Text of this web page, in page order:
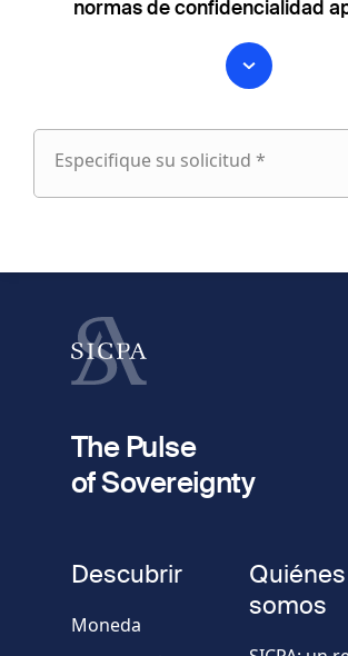
normas de confidencialidad
Especifique su solicitud *
Especifique
Apellido
fieldset
teléfono
The Pulse
of Sovereignty
Descubrir
Moneda
Quiénes
somos